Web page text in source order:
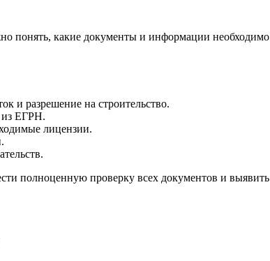
понять, какие документы и информации
и разрешение на строительство.
из ЕГРН.
лицензии.
полноценную проверку всех документов и